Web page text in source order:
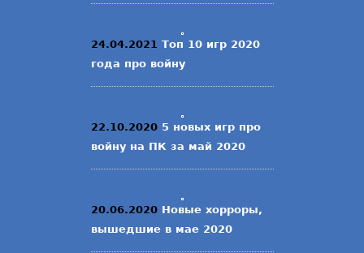
24.04.2021 Топ 10 игр 2020
года про войну
22.10.2020 5 новых игр про
войну на ПК за май 2020
20.06.2020 Новые хорроры,
вышедшие в мае 2020